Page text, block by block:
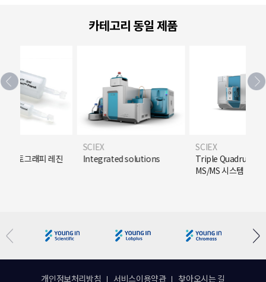
카테고리 동일 제품
마토그래피 레진
SCIEX
Integrated solutions
SCIEX
Triple Quadrupole
MS/MS 시스템
개인정보처리방침 서비스이용약관 찾아오시는 길